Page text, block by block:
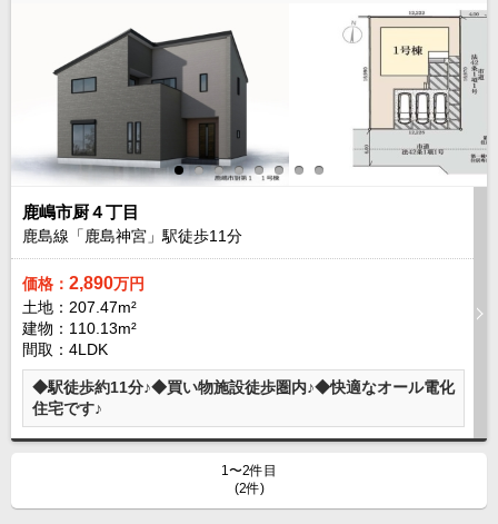
鹿嶋市厨４丁目
鹿島線「鹿島神宮」駅徒歩11分
価格： 2,890万円
土地：207.47m²
建物：110.13m²
間取：4LDK
◆駅徒歩約11分♪◆買い物施設徒歩圏内♪◆快適なオール電化
住宅です♪
1〜2件目
(2件)
中古一戸建
エリアから探す
路線から探す
マンション
エリアから探す
路線から探す
土 地
エリアから物件検索
松戸･柏方面エリア
松戸･柏方面エリアの新築一戸建
松戸･柏方面エリアの中古一戸建